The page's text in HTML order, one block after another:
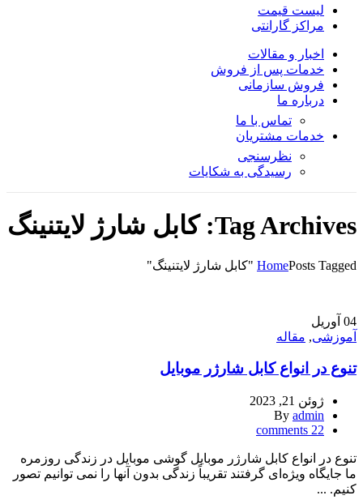
لیست قیمت
مراکز گارانتی
اخبار و مقالات
خدمات پس از فروش
فروش سازمانی
درباره ما
تماس با ما
خدمات مشتریان
نظرسنجی
رسیدگی به شکایات
Tag Archives: کابل شارژ لایتنینگ
HomePosts Tagged "کابل شارژ لایتنینگ"
04 آوریل
آموزشی, مقاله
تنوع در انواع کابل شارژر موبایل
ژوئن 21, 2023
By admin
22
comments
تنوع در انواع کابل شارژر موبایل گوشی موبایل در زندگی روزمره
ما جایگاه ویژه‌ای گرفتند تقریباً زندگی بدون آنها را نمی توانیم تصور
کنیم. ...